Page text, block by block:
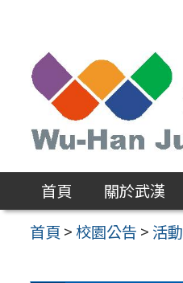
區
首頁 關於武漢
首頁 >校園公告 > 活